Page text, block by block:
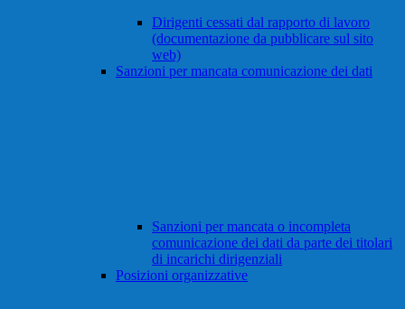
Dirigenti cessati dal rapporto di lavoro
(documentazione da pubblicare sul sito
web)
Sanzioni per mancata comunicazione dei dati
Sanzioni per mancata o incompleta
comunicazione dei dati da parte dei titolari
di incarichi dirigenziali
Posizioni organizzative